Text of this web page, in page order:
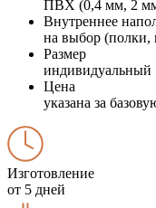
ПВХ (0,4 мм, 2
Внутреннее
на выбор (полки,
Размер
индивидуальный
Цена
указана за
Изготовление
от 5 дней